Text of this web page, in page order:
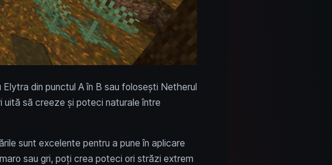
din punctul A în B sau folosești Netherul
să creeze și poteci naturale între
sunt excelente pentru a pune în aplicare
sau gri, poți crea poteci ori străzi extrem